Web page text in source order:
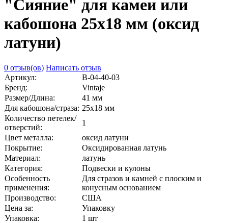
"Сияние" для камеи или
кабошона 25х18 мм (оксид
латуни)
0 отзыв(ов) Написать отзыв
Артикул:
В-04-40-03
Бренд:
Vintaje
Размер/Длина:
41 мм
Для кабошона/страза: 25х18 мм
Количество петелек/
отверстий:
1
Цвет металла:
оксид латуни
Покрытие:
Оксидированная латунь
Материал:
латунь
Категория:
Подвески и кулоны
Особенность
применения:
Для стразов и камней с плоским и
конусным основанием
Производство:
США
Цена за:
Упаковку
Упаковка:
1 шт